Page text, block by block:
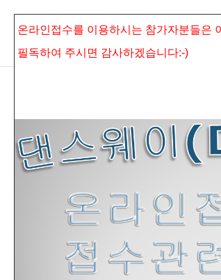
온라인접수를 이용하시는 참가자분들은
필독하여 주시면 감사하겠습니다:-)
Sketchbook5, 스케치
Sketchbook5, 스케치